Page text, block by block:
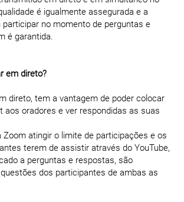
é igualmente assegurada e a
participar no momento de perguntas e
é garantida.
em direto?
direto, tem a vantagem de poder colocar
aos oradores e ver respondidas as suas
Zoom atingir o limite de participações e os
terem de assistir através do YouTube,
a perguntas e respostas, são
dos participantes de ambas as